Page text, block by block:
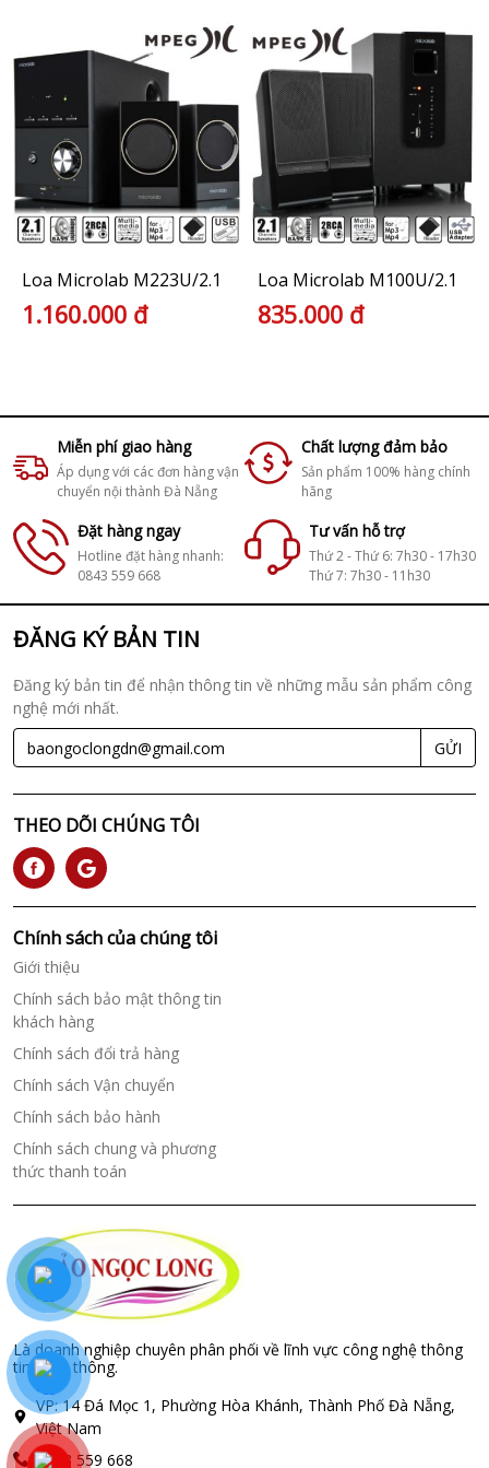
Loa Microlab M223U/2.1
1.160.000 đ
Loa Microlab M100U/2.1
835.000 đ
Miễn phí giao hàng
Áp dụng với các đơn hàng vận
chuyển nội thành Đà Nẵng
Chất lượng đảm bảo
Sản phẩm 100% hàng chính
hãng
Đặt hàng ngay
Hotline đặt hàng nhanh:
0843 559 668
Tư vấn hỗ trợ
Thứ 2 - Thứ 6: 7h30 - 17h30
Thứ 7: 7h30 - 11h30
ĐĂNG KÝ BẢN TIN
Đăng ký bản tin để nhận thông tin về những mẫu sản phẩm công
nghệ mới nhất.
GỬI
THEO DÕI CHÚNG TÔI
Chính sách của chúng tôi
Giới thiệu
Chính sách bảo mật thông tin
khách hàng
Chính sách đổi trả hàng
Chính sách Vận chuyển
Chính sách bảo hành
Chính sách chung và phương
thức thanh toán
Là doanh nghiệp chuyên phân phối về lĩnh vực công nghệ thông
tin, Viễn thông.
VP: 14 Đá Mọc 1, Phường Hòa Khánh, Thành Phố Đà Nẵng,
Việt Nam
0843 559 668